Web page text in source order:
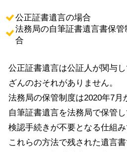
公正証書遺言の場合
法務局の自筆証書遺言書保
合
公正証書遺言は公証人が関与
ざんのおそれがありません。
法務局の保管制度は2020年7月
自筆証書遺言を法務局で保管
検認手続きが不要となる仕組み
これらの方法で残された遺言